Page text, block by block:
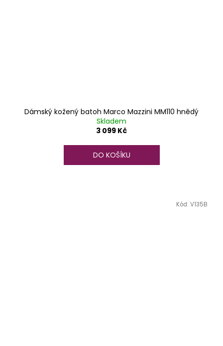
Dámský kožený batoh Marco Mazzini MM110 hnědý
Skladem
3 099 Kč
DO KOŠÍKU
Kód: V135B